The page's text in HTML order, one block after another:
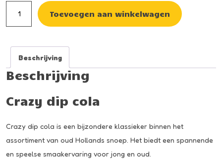
aantal
Toevoegen aan winkelwagen
Beschrijving
Beschrijving
Crazy dip cola
Crazy dip cola is een bijzondere klassieker binnen het
assortiment van oud Hollands snoep. Het biedt een spannende
en speelse smaakervaring voor jong en oud.